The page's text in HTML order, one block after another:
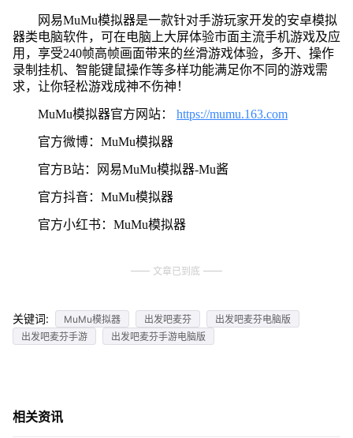
网易MuMu模拟器是一款针对手游玩家开发的安卓模拟
器类电脑软件，可在电脑上大屏体验市面主流手机游戏及应
用，享受240帧高帧画面带来的丝滑游戏体验，多开、操作
录制挂机、智能键鼠操作等多样功能满足你不同的游戏需
求，让你轻松游戏成神不伤神！
MuMu模拟器官方网站： https://mumu.163.com
官方微博：MuMu模拟器
官方B站：网易MuMu模拟器-Mu酱
官方抖音：MuMu模拟器
官方小红书：MuMu模拟器
文章已到底
关键词: MuMu模拟器 出发吧麦芬
出发吧麦芬电脑版
出发吧麦芬手游
出发吧麦芬手游电脑版
相关资讯